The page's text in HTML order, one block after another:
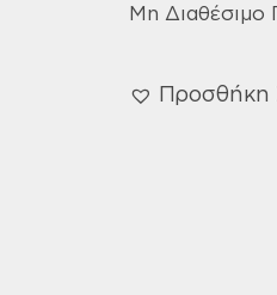
Μη Διαθέσιμο
Προσθήκη